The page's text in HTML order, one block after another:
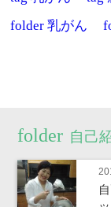
folder乳がん
自己